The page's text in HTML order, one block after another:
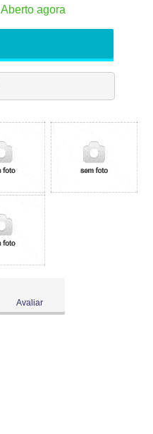
Aberto agora
Avaliar